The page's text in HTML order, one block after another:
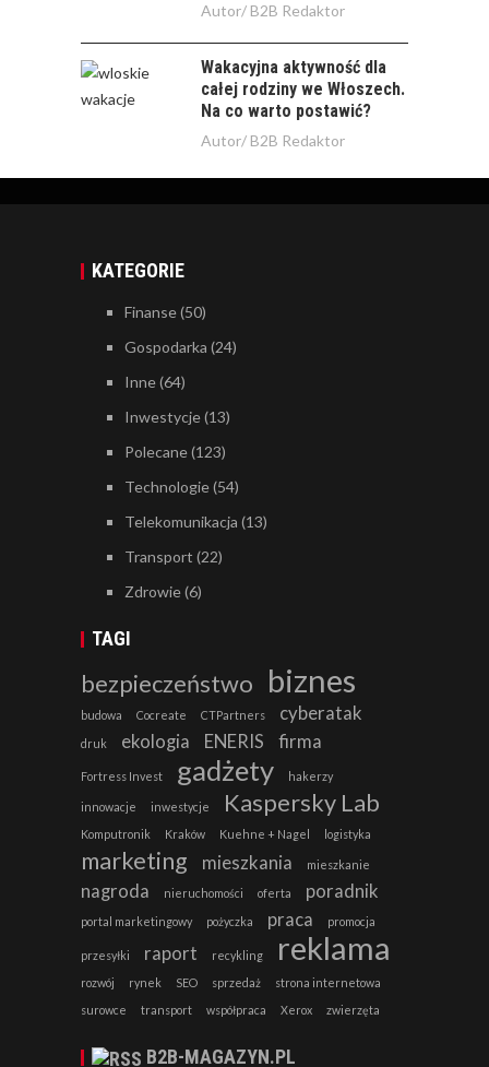
Autor/ B2B Redaktor
Wakacyjna aktywność dla
całej rodziny we Włoszech.
Na co warto postawić?
Autor/ B2B Redaktor
KATEGORIE
Finanse(50)
Gospodarka (24)
Inne(64)
Inwestycje(13)
Polecane(123)
Technologie(54)
Telekomunikacja (13)
Transport (22)
Zdrowie(6)
TAGI
bezpieczeństwo biznes
budowa Cocreate CTPartners cyberatak
druk ekologia ENERIS firma
Fortress Invest gadżety hakerzy
innowacje inwestycje Kaspersky Lab
Komputronik Kraków Kuehne + Nagel logistyka
marketing mieszkania mieszkanie
nagroda nieruchomości oferta poradnik
portal marketingowy pożyczka praca promocja
przesyłki raport recykling reklama
rozwój rynek SEO sprzedaż
strona internetowa
surowce
transport współpraca Xerox zwierzęta
B2B-MAGAZYN.PL